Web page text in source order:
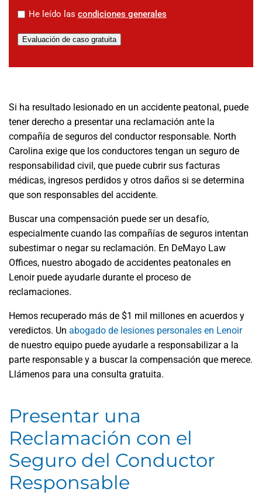
* He leído las condiciones generales
Evaluación de caso gratuita
Si ha resultado lesionado en un accidente peatonal, puede
tener derecho a presentar una reclamación ante la
compañía de seguros del conductor responsable. North
Carolina exige que los conductores tengan un seguro de
responsabilidad civil, que puede cubrir sus facturas
médicas, ingresos perdidos y otros daños si se determina
que son responsables del accidente.
Buscar una compensación puede ser un desafío,
especialmente cuando las compañías de seguros intentan
subestimar o negar su reclamación. En DeMayo Law
Offices, nuestro abogado de accidentes peatonales en
Lenoir puede ayudarle durante el proceso de
reclamaciones.
Hemos recuperado más de $1 mil millones en acuerdos y
veredictos. Un abogado de lesiones personales en Lenoir
de nuestro equipo puede ayudarle a responsabilizar a la
parte responsable y a buscar la compensación que merece.
Llámenos para una consulta gratuita.
Presentar una
Reclamación con el
Seguro del Conductor
Responsable